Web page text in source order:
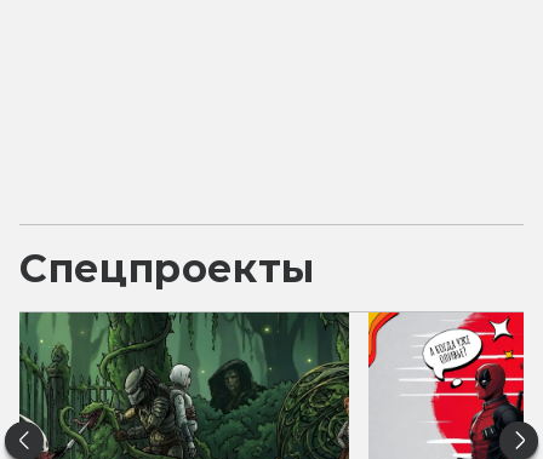
Спецпроекты